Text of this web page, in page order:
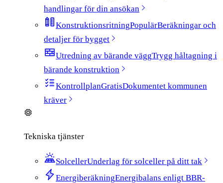
handlingar för din ansökan
KonstruktionsritningPopulärBeräkningar och
detaljer för bygget
Utredning av bärande väggTrygg håltagning i
bärande konstruktion
KontrollplanGratisDokumentet kommunen
kräver
Tekniska tjänster
SolcellerUnderlag för solceller på ditt tak
EnergiberäkningEnergibalans enligt BBR-